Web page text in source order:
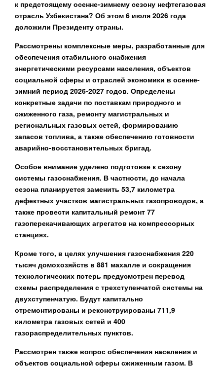
к предстоящему осенне-зимнему сезону нефтегазовая
отрасль Узбекистана? Об этом 6 июля 2026 года
доложили Президенту страны.
Рассмотрены комплексные меры, разработанные для
обеспечения стабильного снабжения
энергетическими ресурсами населения, объектов
социальной сферы и отраслей экономики в осенне-
зимний период 2026-2027 годов. Определены
конкретные задачи по поставкам природного и
сжиженного газа, ремонту магистральных и
региональных газовых сетей, формированию
запасов топлива, а также обеспечению готовности
аварийно-восстановительных бригад.
Особое внимание уделено подготовке к сезону
системы газоснабжения. В частности, до начала
сезона планируется заменить 53,7 километра
дефектных участков магистральных газопроводов, а
также провести капитальный ремонт 77
газоперекачивающих агрегатов на компрессорных
станциях.
Кроме того, в целях улучшения газоснабжения 220
тысяч домохозяйств в 881 махалле и сокращения
технологических потерь предусмотрен перевод
схемы распределения с трехступенчатой системы на
двухступенчатую. Будут капитально
отремонтированы и реконструированы 711,9
километра газовых сетей и 400
газораспределительных пунктов.
Рассмотрен также вопрос обеспечения населения и
объектов социальной сферы сжиженным газом. В